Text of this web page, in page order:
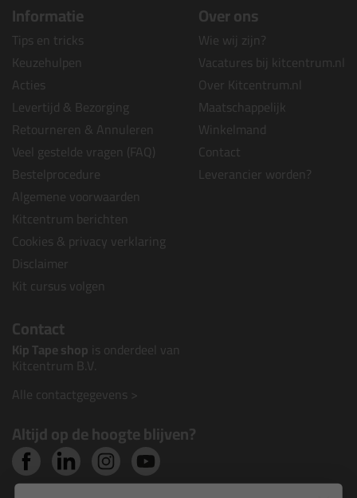
Informatie
Tips en tricks
Keuzehulpen
Acties
Levertijd & Bezorging
Retourneren & Annuleren
Veel gestelde vragen (FAQ)
Bestelprocedure
Algemene voorwaarden
Kitcentrum berichten
Cookies & privacy verklaring
Disclaimer
Kit cursus volgen
Over ons
Wie wij zijn?
Vacatures bij kitcentrum.nl
Over Kitcentrum.nl
Maatschappelijk
Winkelmand
Contact
Leverancier worden?
Contact
Kip Tape shop is onderdeel van
Kitcentrum B.V.
Alle contactgegevens >
Altijd op de hoogte blijven?